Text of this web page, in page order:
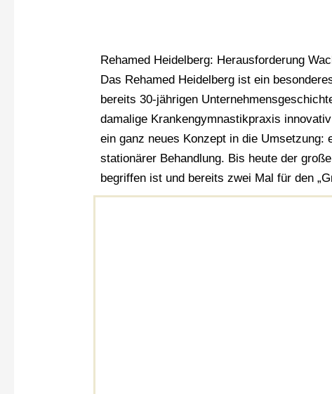
Rehamed Heidelberg: Herausforderung
Das Rehamed Heidelberg ist ein
bereits 30-jährigen
damalige Krankengymnastikpraxis
ein ganz neues Konzept in die
stationärer Behandlung. Bis heute der
begriffen ist und bereits zwei Mal für den